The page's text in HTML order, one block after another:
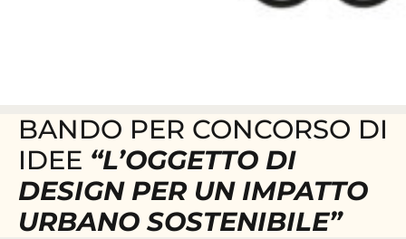
BANDO PER CONCORSO DI
IDEE “L’OGGETTO DI
DESIGN PER UN IMPATTO
URBANO SOSTENIBILE”